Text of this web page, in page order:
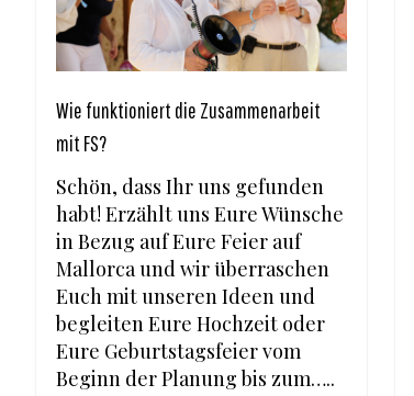
Wie funktioniert die Zusammenarbeit
mit FS?
Schön, dass Ihr uns gefunden
habt! Erzählt uns Eure Wünsche
in Bezug auf Eure Feier auf
Mallorca und wir überraschen
Euch mit unseren Ideen und
begleiten Eure Hochzeit oder
Eure Geburtstagsfeier vom
Beginn der Planung bis zum…..